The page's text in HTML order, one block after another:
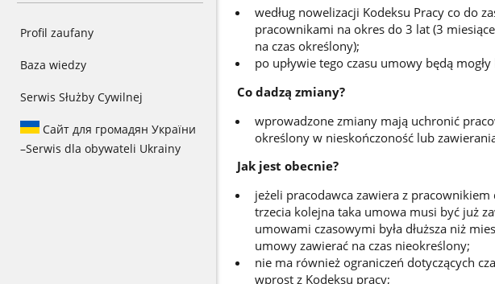
Profil zaufany
Baza wiedzy
Serwis Służby Cywilnej
Сайт для громадян України
–Serwis dla obywateli Ukrainy
według nowelizacji Kodeksu Pracy co do
pracownikami na okres do 3 lat (3
na czas określony);
po upływie tego czasu umowy będą
Co dadzą zmiany?
wprowadzone zmiany mają uchronić
określony w nieskończoność lub
Jak jest obecnie?
jeżeli pracodawca zawiera z
trzecia kolejna taka umowa musi być już
umowami czasowymi była dłuższa niż
umowy zawierać na czas nieokreślony;
nie ma również ograniczeń dotyczących
wprost z Kodeksu pracy;